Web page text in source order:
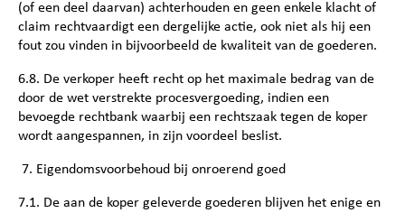
(of een deel daarvan) achterhouden en geen enkele klacht of
claim rechtvaardigt een dergelijke actie, ook niet als hij een
fout zou vinden in bijvoorbeeld de kwaliteit van de goederen.
6.8. De verkoper heeft recht op het maximale bedrag van de
door de wet verstrekte procesvergoeding, indien een
bevoegde rechtbank waarbij een rechtszaak tegen de koper
wordt aangespannen, in zijn voordeel beslist.
7. Eigendomsvoorbehoud bij onroerend goed
7.1. De aan de koper geleverde goederen blijven het enige en